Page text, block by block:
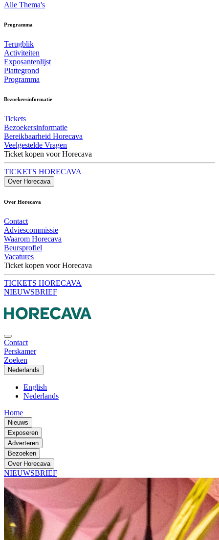
Alle Thema's
Programma
Terugblik
Activiteiten
Exposantenlijst
Plattegrond
Programma
Bezoekersinformatie
Tickets
Bezoekersinformatie
Bereikbaarheid Horecava
Veelgestelde Vragen
Ticket kopen voor Horecava
TICKETS HORECAVA
Over Horecava
Over Horecava
Contact
Adviescommissie
Waarom Horecava
Beursprofiel
Vacatures
Ticket kopen voor Horecava
TICKETS HORECAVA
NIEUWSBRIEF
Contact
Perskamer
Zoeken
Nederlands
English
Nederlands
Home
Nieuws
Exposeren
Adverteren
Bezoeken
Over Horecava
NIEUWSBRIEF